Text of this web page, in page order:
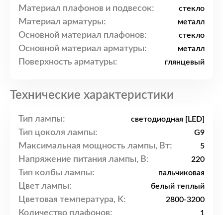
Материал плафонов и подвесок: стекло
Материал арматуры: металл
Основной материал плафонов: стекло
Основной материал арматуры: металл
Поверхность арматуры: глянцевый
Технические характеристики
Тип лампы: светодиодная [LED]
Тип цоколя лампы: G9
Максимальная мощность лампы, Вт: 5
Напряжение питания лампы, В: 220
Тип колбы лампы: пальчиковая
Цвет лампы: белый теплый
Цветовая температура, K: 2800-3200
Количество плафонов: 1